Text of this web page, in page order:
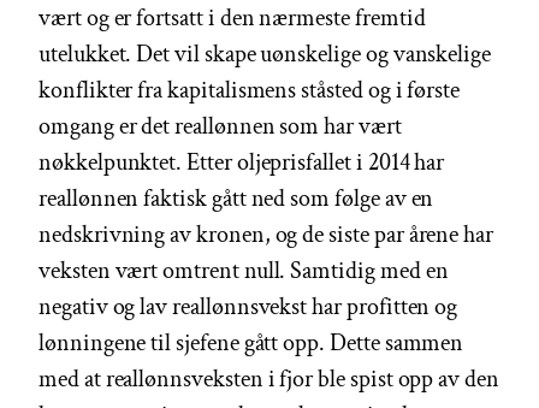
vært og er fortsatt i den nærmeste fremtid
utelukket. Det vil skape uønskelige og vanskelige
konflikter fra kapitalismens ståsted og i første
omgang er det reallønnen som har vært
nøkkelpunktet. Etter oljeprisfallet i 2014 har
reallønnen faktisk gått ned som følge av en
nedskrivning av kronen, og de siste par årene har
veksten vært omtrent null. Samtidig med en
negativ og lav reallønnsvekst har profitten og
lønningene til sjefene gått opp. Dette sammen
med at reallønnsveksten i fjor ble spist opp av den